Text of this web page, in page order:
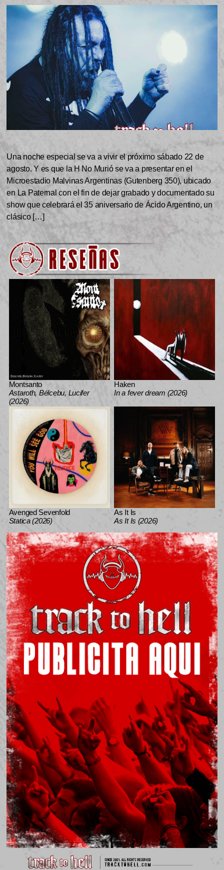
Una noche especial se va a vivir el próximo sábado 22 de
agosto. Y es que la H No Murió se va a presentar en el
Microestadio Malvinas Argentinas (Gutenberg 350), ubicado
en La Paternal con el fin de dejar grabado y documentado su
show que celebrará el 35 aniversario de Ácido Argentino, un
clásico […]
Montsanto
Astaroth, Bélcebu, Lucifer
(2026)
Haken
In a fever dream (2026)
Avenged Sevenfold
Statica (2026)
As It Is
As It Is (2026)